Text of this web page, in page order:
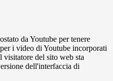
da Youtube per tenere
i video di Youtube incorporati
visitatore del sito web sta
dell'interfaccia di